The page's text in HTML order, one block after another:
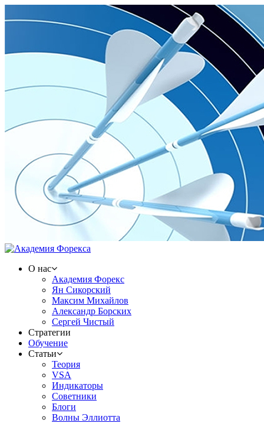
О нас
Академия Форекс
Ян Сикорский
Максим Михайлов
Александр Борских
Сергей Чистый
Стратегии
Обучение
Статьи
Теория
VSA
Индикаторы
Советники
Блоги
Волны Эллиотта